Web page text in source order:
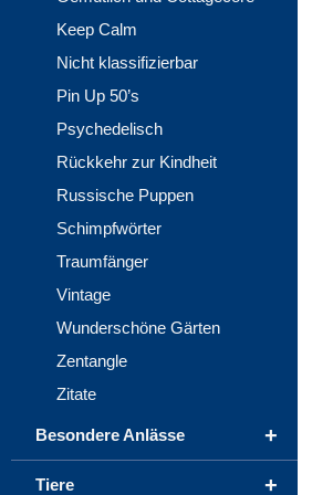
Keep Calm
Nicht klassifizierbar
Pin Up 50’s
Psychedelisch
Rückkehr zur Kindheit
Russische Puppen
Schimpfwörter
Traumfänger
Vintage
Wunderschöne Gärten
Zentangle
Zitate
+
Besondere Anlässe
+
Tiere